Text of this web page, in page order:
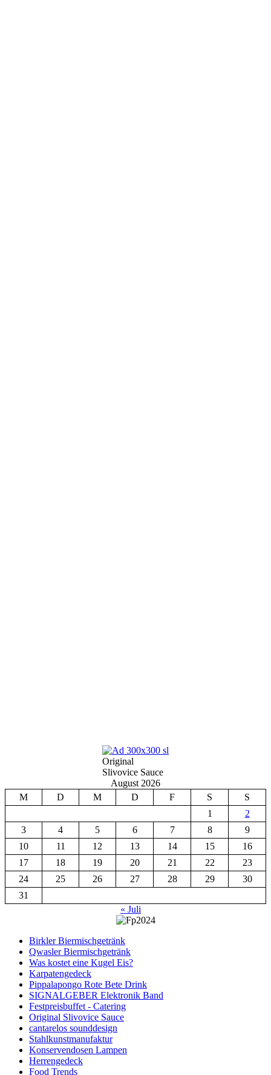
Original
Slivovice Sauce
August 2026
M
D M D F S
S
1
2
3
4 5 6 7 8
9
10
11 12 13 14 15
16
17
18 19 20 21 22
23
24
25 26 27 28 29
30
31
« Juli
Birkler Biermischgetränk
Qwasler Biermischgetränk
Was kostet eine Kugel Eis?
Karpatengedeck
Pippalapongo Rote Bete Drink
SIGNALGEBER Elektronik Band
Festpreisbuffet - Catering
Original Slivovice Sauce
cantarelos sounddesign
Stahlkunstmanufaktur
Konservendosen Lampen
Herrengedeck
Food Trends